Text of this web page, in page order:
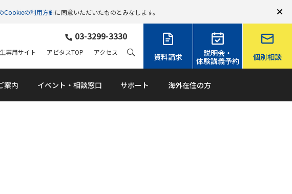
Cookieの利用方針に同意いただいたものとみなします。
資料請求
説明会・
体験講義予約
個別相談
03-3299-3330
案内 イベント・相談窓口 サポート 海外在住の方
専用サイト アビタスTOP アクセス